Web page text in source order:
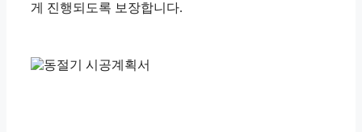
게 진행되도록 보장합니다.